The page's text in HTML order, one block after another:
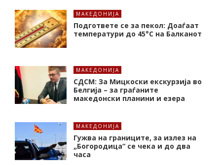
МАКЕДОНИЈА
Подгответе се за пекол: Доаѓаат
температури до 45°C на Балканот
МАКЕДОНИЈА
СДСМ: За Мицкоски екскурзија во
Белгија – за граѓаните
македонски планини и езера
МАКЕДОНИЈА
Гужва на границите, за излез на
„Богородица“ се чека и до два
часа